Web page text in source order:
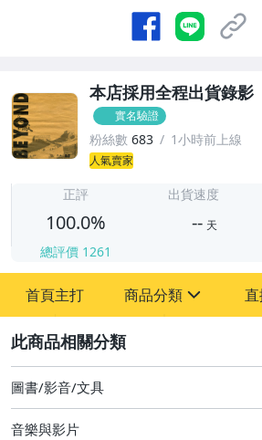
本店採用全程出貨錄影
實名驗證
粉絲數 683 1小時前上線
人氣賣家
正評
100.0%
總評價 1261
出貨速度
-- 天
首頁主打 商品分類
圖書/影音/文具
圖書/影音/文具
音樂與影片